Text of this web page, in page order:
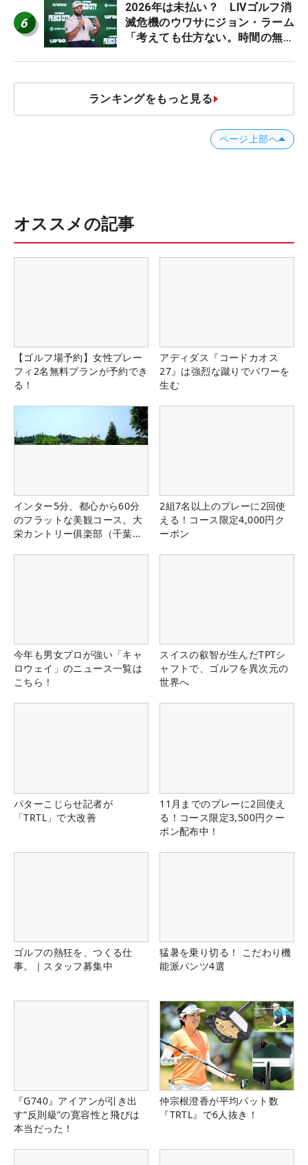
6
2026年は未払い？ LIVゴルフ消
滅危機のウワサにジョン・ラーム
「考えても仕方ない。時間の無
ランキングをもっと見る
ページ上部へ
オススメの記事
【ゴルフ場予約】女性プレー
フィ2名無料プランが予約でき
る！
アディダス『コードカオス
27』は強烈な蹴りでパワーを
生む
インター5分、都心から60分
のフラットな美観コース。大
栄カントリー俱楽部（千葉
2組7名以上のプレーに2回使
える！コース限定4,000円ク
ーポン
今年も男女プロが強い「キャ
ロウェイ」のニュース一覧は
こちら！
スイスの叡智が生んだTPTシ
ャフトで、ゴルフを異次元の
世界へ
パターこじらせ記者が
「TRTL」で大改善
11月までのプレーに2回使え
る！コース限定3,500円クー
ポン配布中！
ゴルフの熱狂を、つくる仕
事。｜スタッフ募集中
猛暑を乗り切る！ こだわり機
能派パンツ4選
『G740』アイアンが引き出
す“反則級”の寛容性と飛びは
本当だった！
仲宗根澄香が平均パット数
『TRTL』で6人抜き！